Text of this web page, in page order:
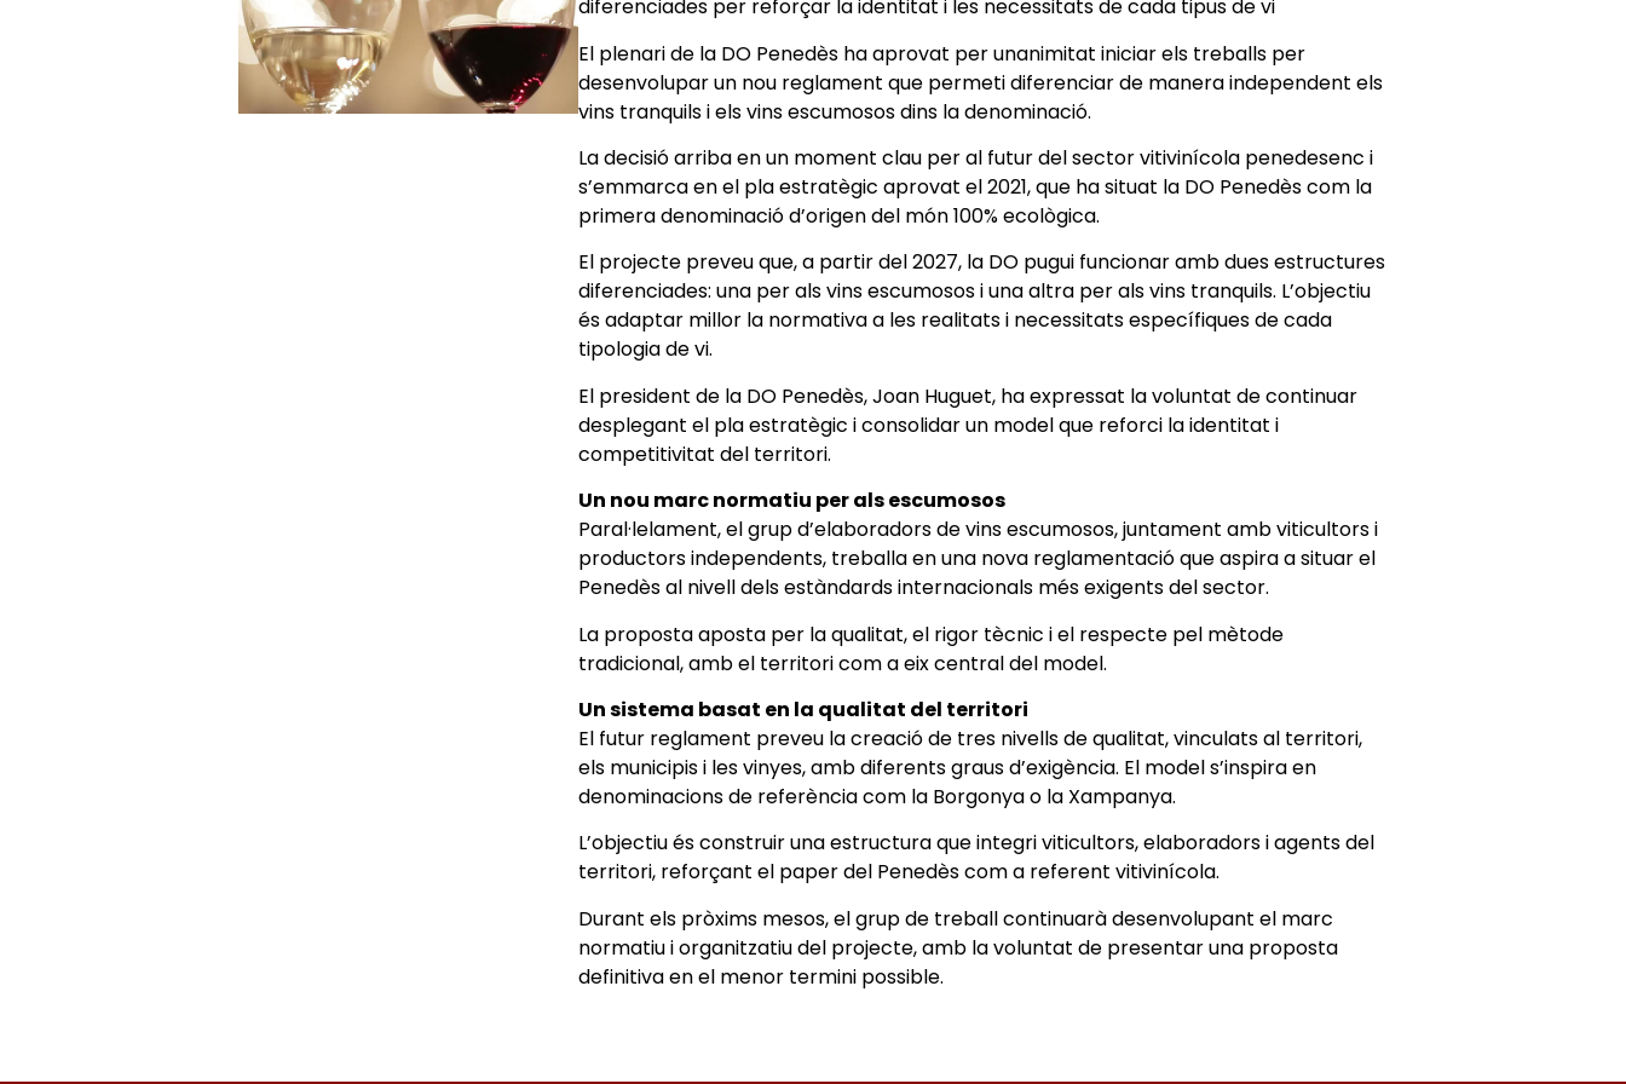
diferenciades per reforçar la identitat i les necessitats de cada tipus de vi
El plenari de la DO Penedès ha aprovat per unanimitat iniciar els treballs per
desenvolupar un nou reglament que permeti diferenciar de manera independent els
vins tranquils i els vins escumosos dins la denominació.
La decisió arriba en un moment clau per al futur del sector vitivinícola penedesenc i
s’emmarca en el pla estratègic aprovat el 2021, que ha situat la DO Penedès com la
primera denominació d’origen del món 100% ecològica.
El projecte preveu que, a partir del 2027, la DO pugui funcionar amb dues estructures
diferenciades: una per als vins escumosos i una altra per als vins tranquils. L’objectiu
és adaptar millor la normativa a les realitats i necessitats específiques de cada
tipologia de vi.
El president de la DO Penedès, Joan Huguet, ha expressat la voluntat de continuar
desplegant el pla estratègic i consolidar un model que reforci la identitat i
competitivitat del territori.
Un nou marc normatiu per als escumosos
Paral·lelament, el grup d’elaboradors de vins escumosos, juntament amb viticultors i
productors independents, treballa en una nova reglamentació que aspira a situar el
Penedès al nivell dels estàndards internacionals més exigents del sector.
La proposta aposta per la qualitat, el rigor tècnic i el respecte pel mètode
tradicional, amb el territori com a eix central del model.
Un sistema basat en la qualitat del territori
El futur reglament preveu la creació de tres nivells de qualitat, vinculats al territori,
els municipis i les vinyes, amb diferents graus d’exigència. El model s’inspira en
denominacions de referència com la Borgonya o la Xampanya.
L’objectiu és construir una estructura que integri viticultors, elaboradors i agents del
territori, reforçant el paper del Penedès com a referent vitivinícola.
Durant els pròxims mesos, el grup de treball continuarà desenvolupant el marc
normatiu i organitzatiu del projecte, amb la voluntat de presentar una proposta
definitiva en el menor termini possible.